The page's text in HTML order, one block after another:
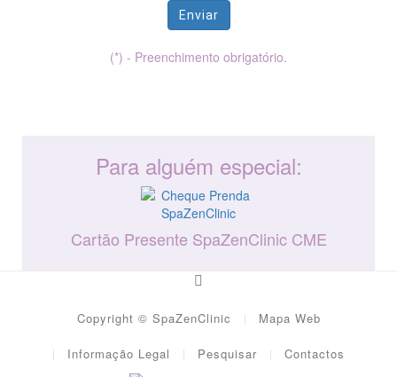
Enviar
(*) - Preenchimento obrigatório.
Para alguém especial:
Cartão Presente SpaZenClinic CME
Copyright © SpaZenClinic Mapa Web
Informação Legal Pesquisar Contactos